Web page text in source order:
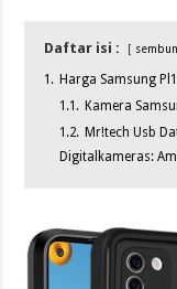
Daftar isi :
1. Harga Samsung
1.1. Kamera
1.2. Mr!tech Usb
Digitalkameras: